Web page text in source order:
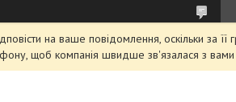
на ваше повідомлення, оскільки за її
щоб компанія швидше зв'язалася з вами